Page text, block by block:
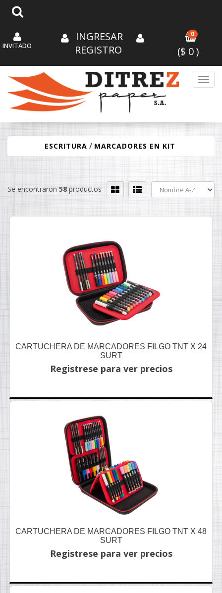
INVITADO
INGRESAR
REGISTRO
0
($ 0)
ESCRITURA / MARCADORES EN KIT
Se encontraron 58 productos
CARTUCHERA DE MARCADORES FILGO TNT X 24
SURT
Registrese para ver precios
CARTUCHERA DE MARCADORES FILGO TNT X 48
SURT
Registrese para ver precios